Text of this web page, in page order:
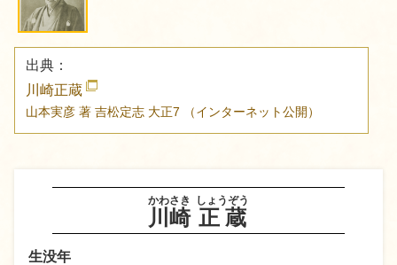
川崎
かわさき
正蔵
しょうぞう
生没年
出典：
川崎正蔵
山本実彦 著 吉松定志 大正7 （インターネット公開）